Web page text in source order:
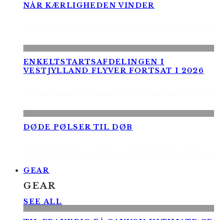
NÅR KÆRLIGHEDEN VINDER
ENKELTSTARTSAFDELINGEN I
VESTJYLLAND FLYVER FORTSAT I 2026
DØDE PØLSER TIL DØB
GEAR
GEAR
SEE ALL